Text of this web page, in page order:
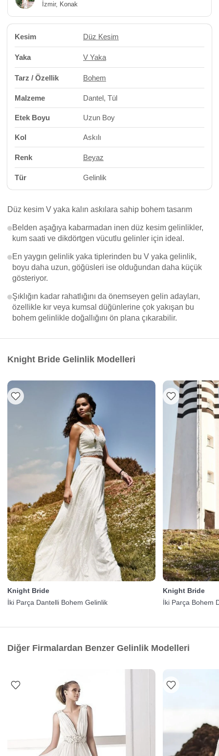
İzmir, Konak
Kesim Düz Kesim
Yaka V Yaka
Tarz / Özellik Bohem
Malzeme Dantel, Tül
Etek Boyu Uzun Boy
Kol Askılı
Renk Beyaz
Tür Gelinlik
Düz kesim V yaka kalın askılara sahip bohem tasarım
Belden aşağıya kabarmadan inen düz kesim gelinlikler,
kum saati ve dikdörtgen vücutlu gelinler için ideal.
En yaygın gelinlik yaka tiplerinden bu V yaka gelinlik,
boyu daha uzun, göğüsleri ise olduğundan daha küçük
gösteriyor.
Şıklığın kadar rahatlığını da önemseyen gelin adayları,
özellikle kır veya kumsal düğünlerine çok yakışan bu
bohem gelinlikle doğallığını ön plana çıkarabilir.
Knight Bride Gelinlik Modelleri
Knight Bride
İki Parça Dantelli Bohem Gelinlik
Knight Bride
İki Parça Bohem
Diğer Firmalardan Benzer Gelinlik Modelleri